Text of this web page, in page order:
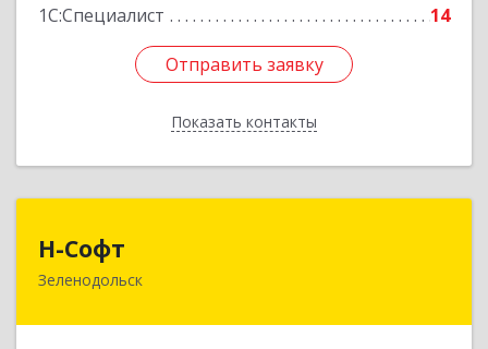
1С:Специалист
14
Отправить заявку
Показать контакты
Отправить заявку
Назад
Н-Софт
Зеленодольск422521, Татарстан Респ (Татарстан),